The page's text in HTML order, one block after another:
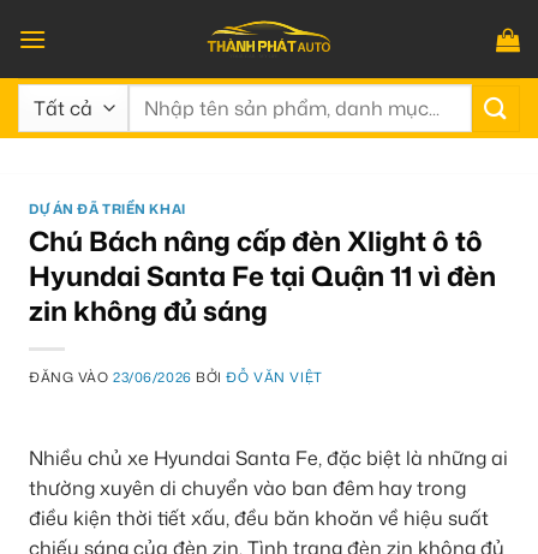
qua
nội
dung
Tìm
DỰ ÁN ĐÃ TRIỂN KHAI
Chú Bách nâng cấp đèn Xlight ô tô
Hyundai Santa Fe tại Quận 11 vì đèn
zin không đủ sáng
ĐĂNG VÀO23/06/2026 BỞIĐỖ VĂN VIỆT
Nhiều chủ xe Hyundai Santa Fe, đặc biệt là những ai
thường xuyên di chuyển vào ban đêm hay trong
điều kiện thời tiết xấu, đều băn khoăn về hiệu suất
chiếu sáng của đèn zin. Tình trạngđèn zin không đủ